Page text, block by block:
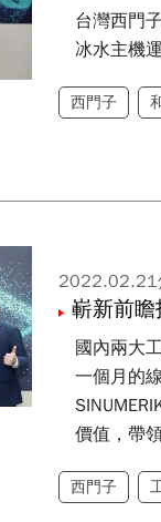
台灣西門
冰水主機
西門子
2022.02.21
嶄新前
國內兩大
一個月的
價值，帶
西門子